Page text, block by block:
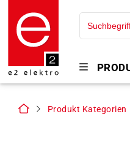
Produkt Kategorien